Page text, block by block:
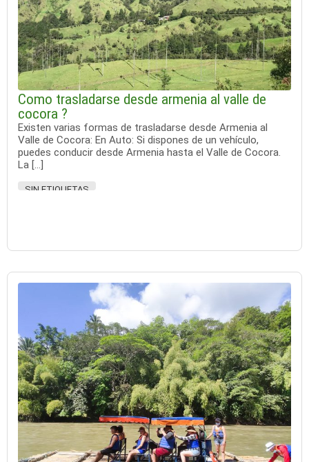
Como trasladarse desde armenia al valle de
cocora ?
Existen varias formas de trasladarse desde Armenia al
Valle de Cocora: En Auto: Si dispones de un vehículo,
puedes conducir desde Armenia hasta el Valle de Cocora.
La […]
SIN ETIQUETAS